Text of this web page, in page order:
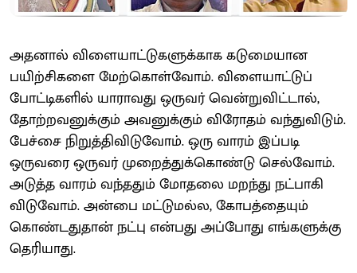
அதனால் விளையாட்டுகளுக்காக கடுமையான
பயிற்சிகளை மேற்கொள்வோம். விளையாட்டுப்
போட்டிகளில் யாராவது ஒருவர் வென்றுவிட்டால்,
தோற்றவனுக்கும் அவனுக்கும் விரோதம் வந்துவிடும்.
பேச்சை நிறுத்திவிடுவோம். ஒரு வாரம் இப்படி
ஒருவரை ஒருவர் முறைத்துக்கொண்டு செல்வோம்.
அடுத்த வாரம் வந்ததும் மோதலை மறந்து நட்பாகி
விடுவோம். அன்பை மட்டுமல்ல, கோபத்தையும்
கொண்டதுதான் நட்பு என்பது அப்போது எங்களுக்கு
தெரியாது.